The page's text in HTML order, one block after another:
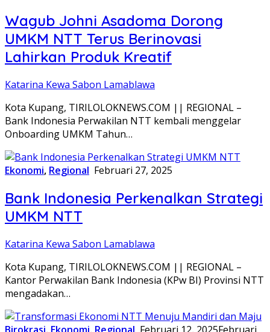
Wagub Johni Asadoma Dorong
UMKM NTT Terus Berinovasi
Lahirkan Produk Kreatif
Katarina Kewa Sabon Lamablawa
Kota Kupang, TIRILOLOKNEWS.COM || REGIONAL –
Bank Indonesia Perwakilan NTT kembali menggelar
Onboarding UMKM Tahun…
Ekonomi, Regional Februari 27, 2025
Bank Indonesia Perkenalkan Strategi
UMKM NTT
Katarina Kewa Sabon Lamablawa
Kota Kupang, TIRILOLOKNEWS.COM || REGIONAL –
Kantor Perwakilan Bank Indonesia (KPw BI) Provinsi NTT
mengadakan…
Birokrasi, Ekonomi, Regional Februari 12, 2025Februari